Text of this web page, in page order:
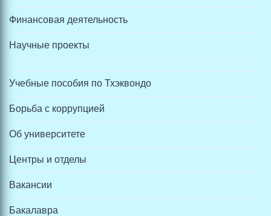
Финансовая деятельность
Научные проекты
Учебные пособия по Тхэквондо
Борьба с коррупцией
Об университете
Центры и отделы
Вакансии
Бакалавра